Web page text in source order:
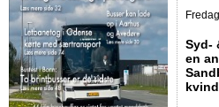
Syd-
en